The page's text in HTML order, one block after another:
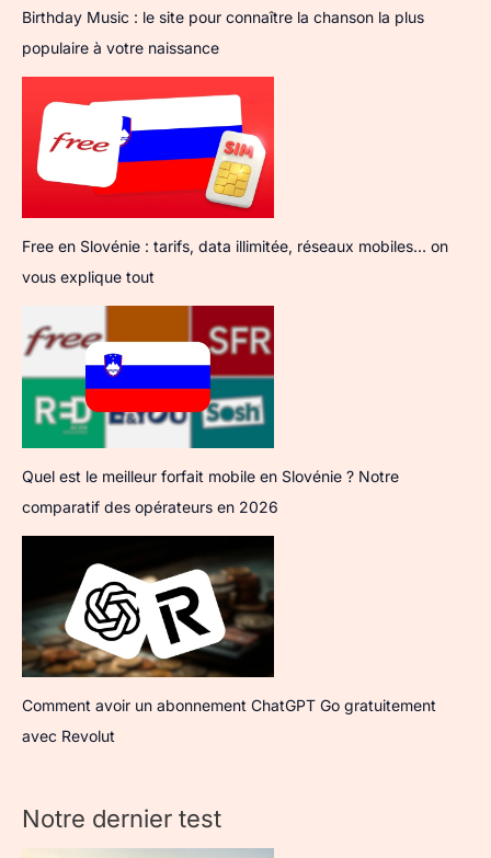
Birthday Music : le site pour connaître la chanson la plus
populaire à votre naissance
Free en Slovénie : tarifs, data illimitée, réseaux mobiles… on
vous explique tout
Quel est le meilleur forfait mobile en Slovénie ? Notre
comparatif des opérateurs en 2026
Comment avoir un abonnement ChatGPT Go gratuitement
avec Revolut
Notre dernier test